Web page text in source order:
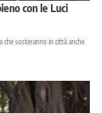
con le Luci
che sosteranno in città anche